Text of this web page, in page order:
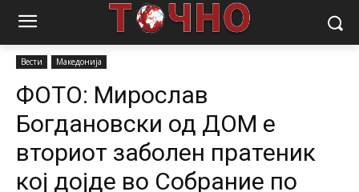
Почетна Македонија
ФОТО: Мирослав Богдановски од
Вести Македонија
ФОТО: Мирослав
Богдановски од ДОМ е
вториот заболен пратеник
кој дојде во Собрание по